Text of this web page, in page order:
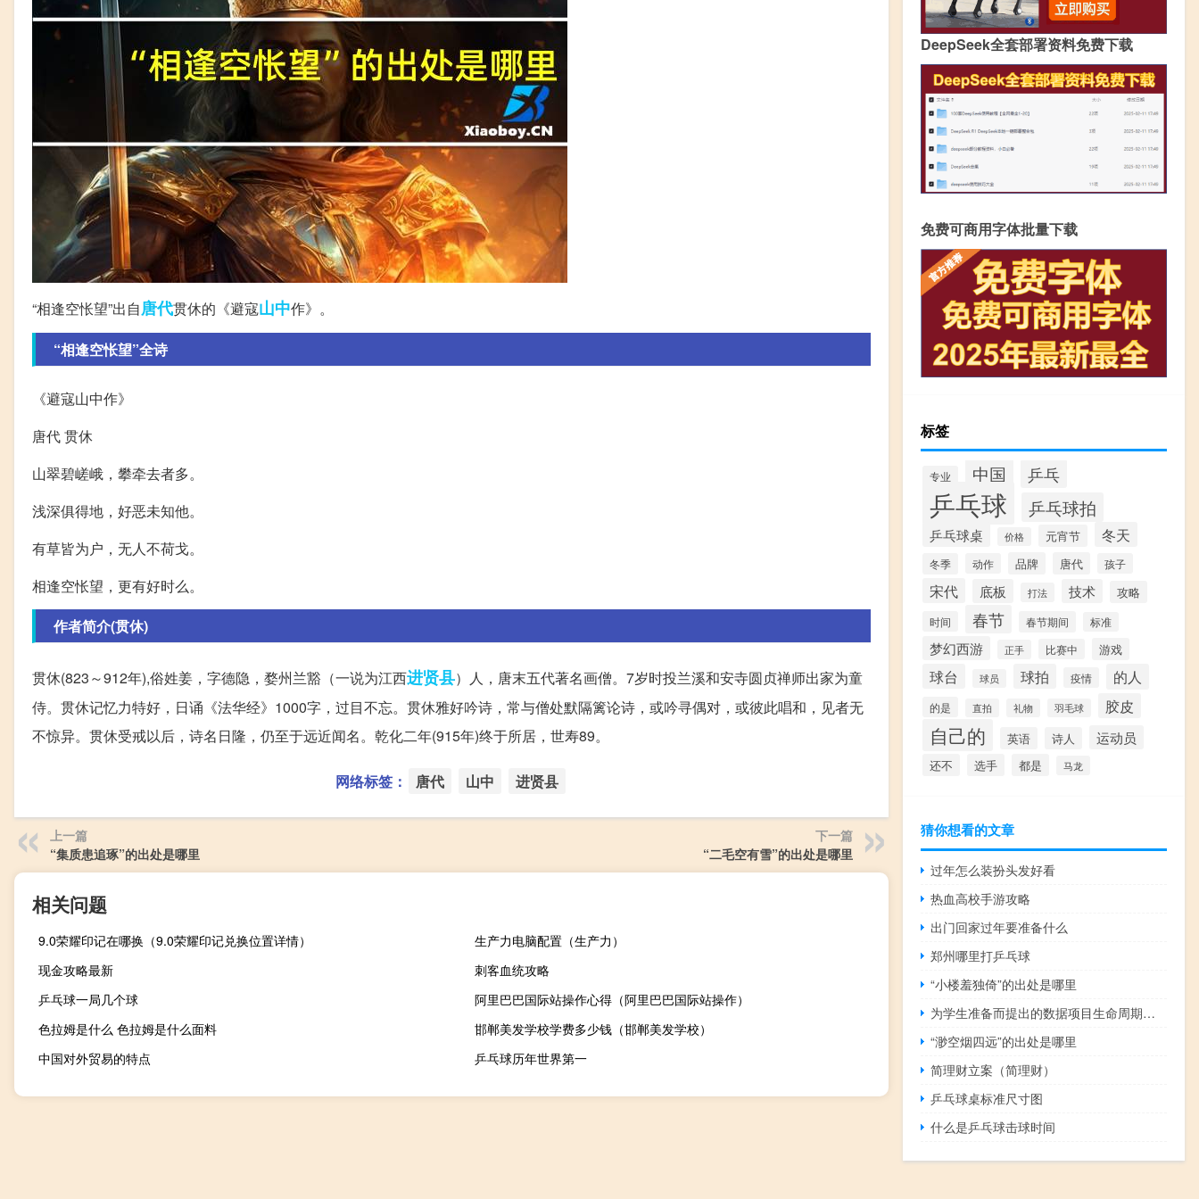
“相逢空怅望”出自唐代贯休的《避寇山中作》。
“相逢空怅望”全诗
《避寇山中作》
唐代 贯休
山翠碧嵯峨，攀牵去者多。
浅深俱得地，好恶未知他。
有草皆为户，无人不荷戈。
相逢空怅望，更有好时么。
作者简介(贯休)
贯休(823～912年),俗姓姜，字德隐，婺州兰豁（一说为江西进贤县）人，唐末五代著名画僧。7岁时投兰溪和安寺圆贞禅师出家为童
侍。贯休记忆力特好，日诵《法华经》1000字，过目不忘。贯休雅好吟诗，常与僧处默隔篱论诗，或吟寻偶对，或彼此唱和，见者无
不惊异。贯休受戒以后，诗名日隆，仍至于远近闻名。乾化二年(915年)终于所居，世寿89。
网络标签： 唐代 山中 进贤县
上一篇
“集质患追琢”的出处是哪里
下一篇
“二毛空有雪”的出处是哪里
相关问题
9.0荣耀印记在哪换（9.0荣耀印记兑换位置详情）
生产力电脑配置（生产力）
现金攻略最新
刺客血统攻略
乒乓球一局几个球
阿里巴巴国际站操作心得（阿里巴巴国际站操作）
色拉姆是什么 色拉姆是什么面料
邯郸美发学校学费多少钱（邯郸美发学校）
中国对外贸易的特点
乒乓球历年世界第一
DeepSeek全套部署资料免费下载
免费可商用字体批量下载
标签
专业 中国 乒乓
乒乓球 乒乓球拍
乒乓球桌 价格 元宵节 冬天
冬季 动作 品牌 唐代 孩子
宋代 底板 打法 技术 攻略
时间 春节 春节期间 标准
梦幻西游 正手 比赛中 游戏
球台 球员 球拍 疫情 的人
的是 直拍 礼物 羽毛球 胶皮
自己的 英语 诗人 运动员
还不 选手 都是 马龙
猜你想看的文章
过年怎么装扮头发好看
热血高校手游攻略
出门回家过年要准备什么
郑州哪里打乒乓球
“小楼羞独倚”的出处是哪里
为学生准备而提出的数据项目生命周期方法
“渺空烟四远”的出处是哪里
简理财立案（简理财）
乒乓球桌标准尺寸图
什么是乒乓球击球时间